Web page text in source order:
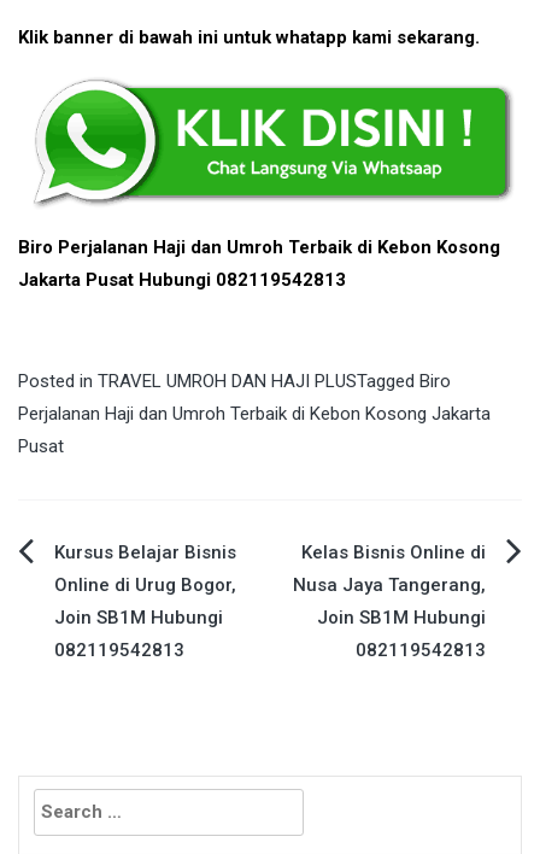
Klik banner di bawah ini untuk whatapp kami sekarang.
Biro Perjalanan Haji dan Umroh Terbaik di Kebon Kosong
Jakarta Pusat Hubungi 082119542813
Posted in TRAVEL UMROH DAN HAJI PLUSTagged Biro
Perjalanan Haji dan Umroh Terbaik di Kebon Kosong Jakarta
Pusat
Post
navigation
Kursus Belajar Bisnis
Online di Urug Bogor,
Join SB1M Hubungi
082119542813
Kelas Bisnis Online di
Nusa Jaya Tangerang,
Join SB1M Hubungi
082119542813
Search
for: